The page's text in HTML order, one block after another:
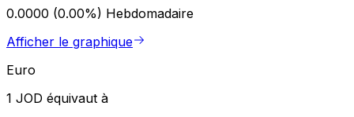
0.0000 (0.00%) Hebdomadaire
Afficher le graphique
Euro
1 JOD équivaut à